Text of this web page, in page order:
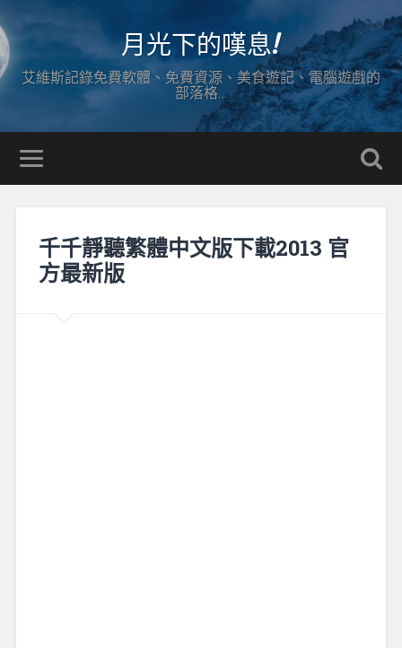
月光下的嘆息!
艾維斯記錄免費軟體、免費資源、美食遊記、電腦遊戲的
部落格…
千千靜聽繁體中文版下載2013 官
方最新版